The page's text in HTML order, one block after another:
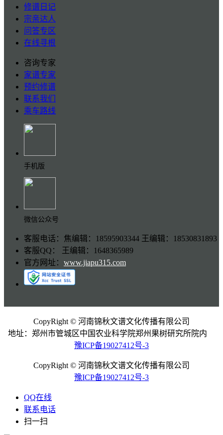
修谱日记
宗亲达人
问答专区
在线寻根
咨询专家
家谱专家
预约修谱
联系我们
乘车路线
手机版
微信公众号
客服电话：焦编辑：18595903344 王编辑：18530831893
客服QQ： 王编辑：1648365989
官方网址： www.jiapu315.com
CopyRight © 河南锦秋文谱文化传播有限公司
地址：郑州市管城区中国农业科学院郑州果树研究所院内
豫ICP备19027412号-3
CopyRight © 河南锦秋文谱文化传播有限公司
豫ICP备19027412号-3
QQ在线
联系电话
扫一扫